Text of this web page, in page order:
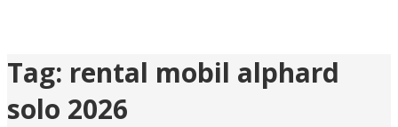
Tag: rental mobil alphard
solo 2026